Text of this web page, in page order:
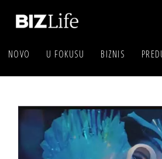
NOVO U FOKUSU BIZNIS